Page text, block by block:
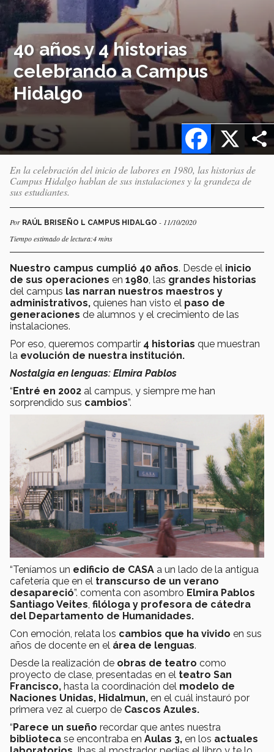
40 años y 4 historias
celebrando a Campus
Hidalgo
X
Facebook
En la celebración del inicio de labores en 1980, las historias de
Campus Hidalgo hablan de sus instalaciones y la grandeza de
sus estudiantes.
Por RAÚL BRISEÑO L CAMPUS HIDALGO - 11/10/2020
Tiempo estimado de lectura:4 mins
Nuestro campus cumplió 40 años. Desde el inicio
de sus operaciones en 1980 , las grandes historias
del campus las narran nuestros maestros y
administrativos, quienes han visto el paso de
generaciones de alumnos y el crecimiento de las
instalaciones.
Por eso, queremos compartir 4 historias que muestran
la evolución de nuestra institución.
Nostalgia en lenguas: Elmira Pablos
“Entré en 2002 al campus, y siempre me han
sorprendido sus cambios”.
“Teníamos un edificio de CASA a un lado de la antigua
cafetería que en el transcurso de un verano
desapareció”. comenta con asombro Elmira Pablos
Santiago Veites filóloga y profesora de cátedra
del Departamento de Humanidades.
Con emoción, relata los cambios que ha vivido en sus
años de docente en el área de lenguas.
Desde la realización de obras de teatro como
proyecto de clase, presentadas en el teatro San
Francisco, hasta la coordinación del modelo de
Naciones Unidas, Hidalmun, en el cuál instauró por
primera vez al cuerpo de Cascos Azules.
“Parece un sueño recordar que antes nuestra
biblioteca se encontraba en Aulas 3, en los actuales